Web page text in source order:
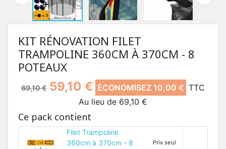
KIT RÉNOVATION FILET
TRAMPOLINE 360CM À 370CM - 8
POTEAUX
69,10 € 59,10 € ÉCONOMISEZ 10,00 € TTC
Au lieu de 69,10 €
Ce pack contient
Filet Trampoline
360cm à 370cm - 8
Prix seul